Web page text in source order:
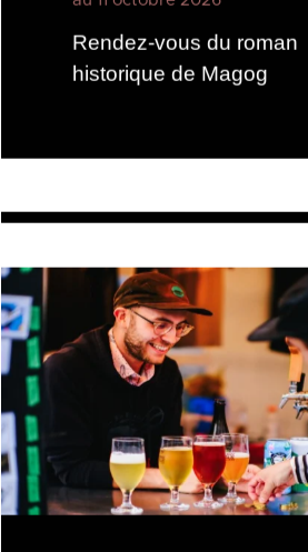
Rendez-vous du roman
historique de Magog